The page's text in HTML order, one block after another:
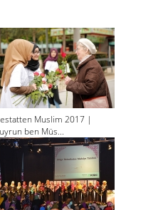
Muslim 2017 |
ben Müs...